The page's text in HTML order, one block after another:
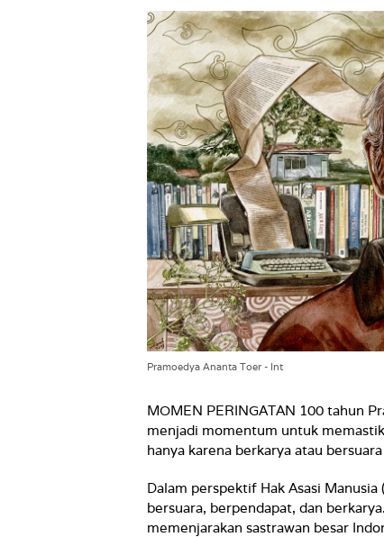
Pramoedya Ananta Toer - Int
MOMEN PERINGATAN 100 tahun
menjadi momentum untuk
hanya karena berkarya atau
Dalam perspektif Hak Asasi
bersuara, berpendapat, dan
memenjarakan sastrawan besar